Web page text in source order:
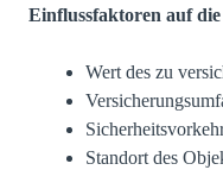
Einflussfaktoren auf
Wert des zu
Standort des